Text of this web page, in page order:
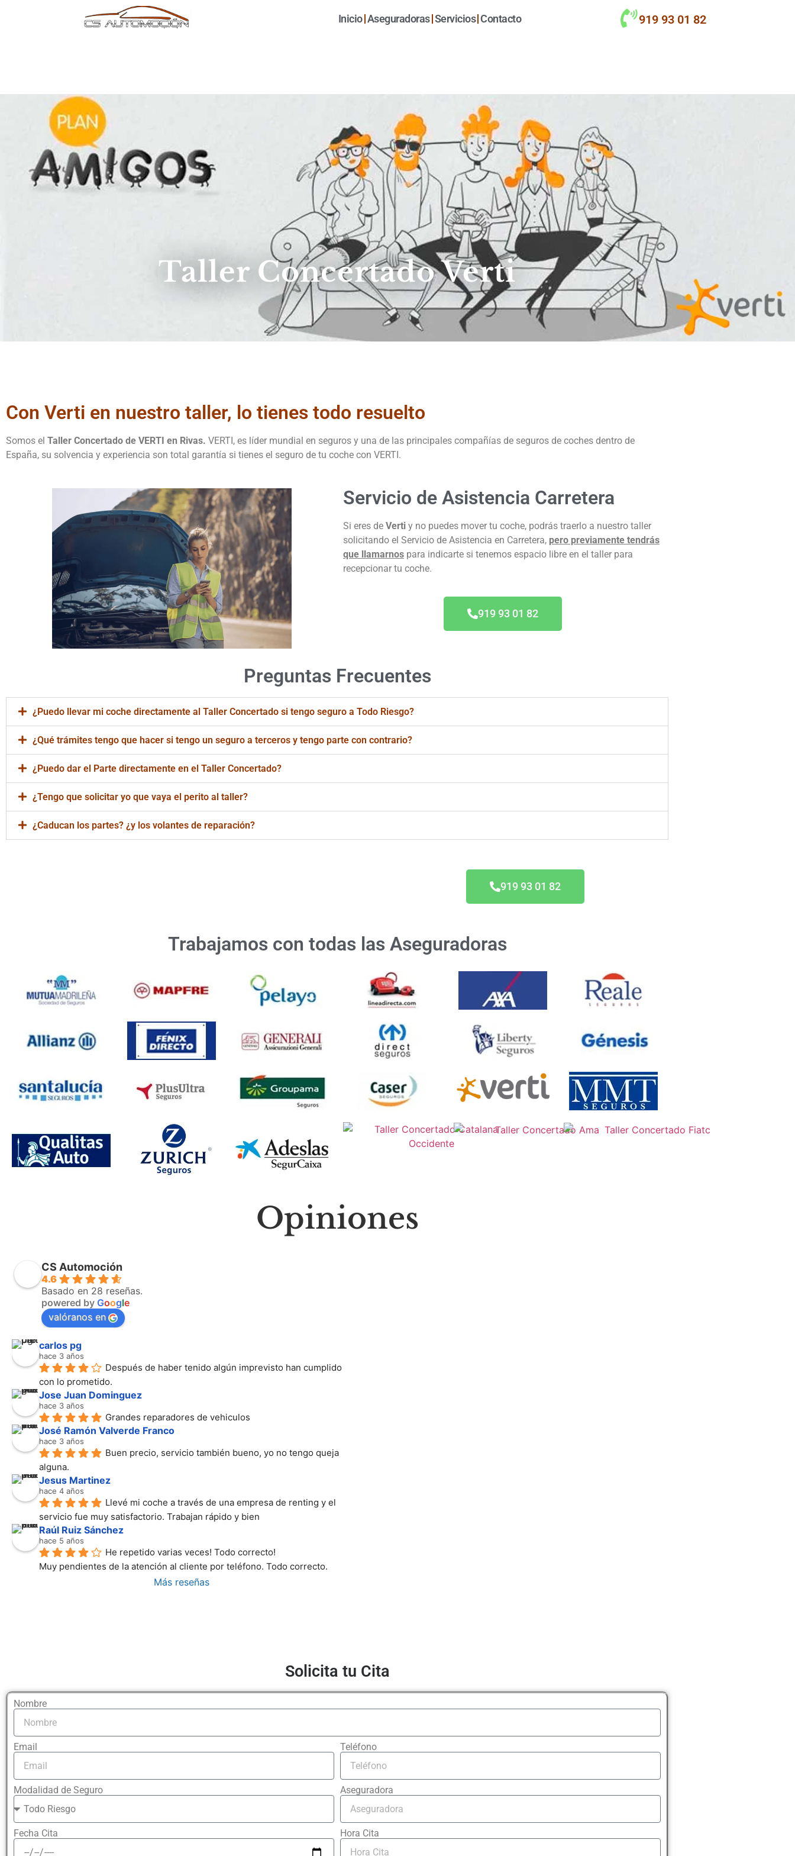
Inicio Aseguradoras Servicios Contacto 919 93 01 82
Taller Concertado Verti
Con Verti en nuestro taller, lo tienes todo resuelto
Somos el Taller Concertado de VERTI en Rivas. VERTI, es líder mundial en seguros y una de las principales compañías de seguros de coches dentro de
España, su solvencia y experiencia son total garantía si tienes el seguro de tu coche con VERTI.
Servicio de Asistencia Carretera
Si eres de Verti y no puedes mover tu coche, podrás traerlo a nuestro taller
solicitando el Servicio de Asistencia en Carretera, pero previamente tendrás
que llamarnos para indicarte si tenemos espacio libre en el taller para
recepcionar tu coche.
919 93 01 82
Preguntas Frecuentes
¿Puedo llevar mi coche directamente al Taller Concertado si tengo seguro a Todo Riesgo?
¿Qué trámites tengo que hacer si tengo un seguro a terceros y tengo parte con contrario?
¿Puedo dar el Parte directamente en el Taller Concertado?
¿Tengo que solicitar yo que vaya el perito al taller?
¿Caducan los partes? ¿y los volantes de reparación?
919 93 01 82
Trabajamos con todas las Aseguradoras
Opiniones
CS Automoción
4.6
Basado en 28 reseñas.
powered by Google
valóranos en
carlos pg
hace 3 años
Después de haber tenido algún imprevisto han cumplido
con lo prometido.
Jose Juan Dominguez
hace 3 años
Grandes reparadores de vehiculos
José Ramón Valverde Franco
hace 3 años
Buen precio, servicio también bueno, yo no tengo queja
alguna.
Jesus Martinez
hace 4 años
Llevé mi coche a través de una empresa de renting y el
servicio fue muy satisfactorio. Trabajan rápido y bien
Raúl Ruiz Sánchez
hace 5 años
He repetido varias veces! Todo correcto!
Muy pendientes de la atención al cliente por teléfono. Todo correcto.
Más reseñas
Solicita tu Cita
Nombre
Email Teléfono
Modalidad de Seguro Aseguradora
Fecha Cita Hora Cita